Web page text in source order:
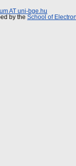
AT uni-bge.hu
by the School of